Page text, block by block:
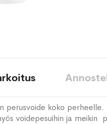
koko
voidepesuihin ja